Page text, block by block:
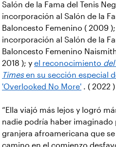
Salón de la Fama del Tenis
incorporación al Salón de la
Baloncesto Femenino ( 2009 );
incorporación al Salón de la
Baloncesto Femenino
2018 ); y el reconocimiento del
Timesen su sección especial
'Overlooked No More' . ( 2022 )
“Ella viajó más lejos y logró
nadie podría haber imaginado
granjera afroamericana que